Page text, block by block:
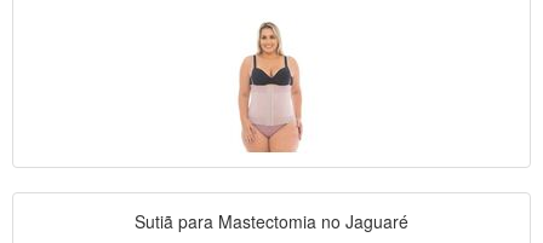
Sutiã para Mastectomia no Jaguaré